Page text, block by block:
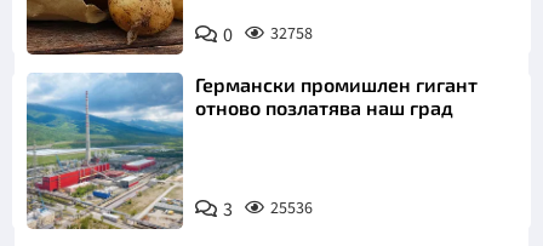
Снимка:
Пиксабей
0 32758
Германски промишлен гигант
отново позлатява наш град
3 25536